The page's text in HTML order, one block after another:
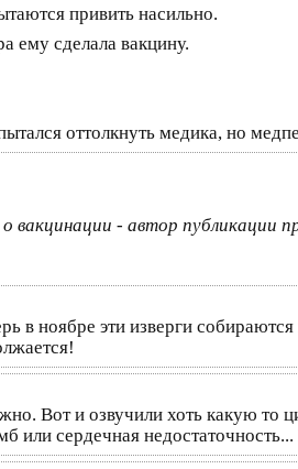
привить насильно.
ему сделала вакцину.
оттолкнуть медика, но
- автор публикации
в ноябре эти изверги
Вот и озвучили хоть какую
или сердечная